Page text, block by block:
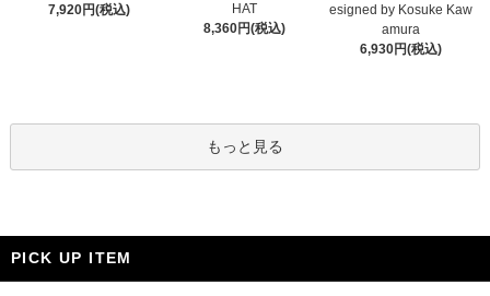
7,920円(税込)
HAT
8,360円(税込)
esigned by Kosuke Kaw
amura
6,930円(税込)
もっと見る
PICK UP ITEM